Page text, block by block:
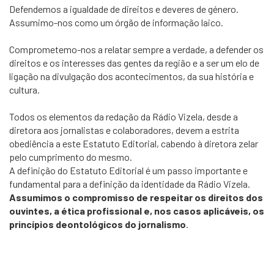
Defendemos a igualdade de direitos e deveres de género.
Assumimo-nos como um órgão de informação laico.
Comprometemo-nos a relatar sempre a verdade, a defender os
direitos e os interesses das gentes da região e a ser um elo de
ligação na divulgação dos acontecimentos, da sua história e
cultura.
Todos os elementos da redação da Rádio Vizela, desde a
diretora aos jornalistas e colaboradores, devem a estrita
obediência a este Estatuto Editorial, cabendo à diretora zelar
pelo cumprimento do mesmo.
A definição do Estatuto Editorial é um passo importante e
fundamental para a definição da identidade da Rádio Vizela.
Assumimos o compromisso de respeitar os direitos dos
ouvintes, a ética profissional e, nos casos aplicáveis, os
princípios deontológicos do jornalismo.